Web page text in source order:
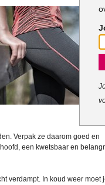
Verpak ze daarom goed en
een kwetsbaar en
verdampt. In koud weer moet